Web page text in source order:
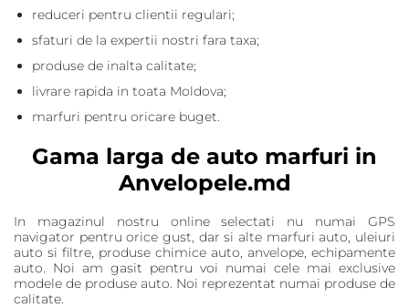
reduceri pentru clientii regulari;
sfaturi de la expertii nostri fara taxa;
produse de inalta calitate;
livrare rapida in toata Moldova;
marfuri pentru oricare buget.
Gama larga de auto marfuri in
Anvelopele.md
In magazinul nostru online selectati nu numai GPS
navigator pentru orice gust, dar si alte marfuri auto, uleiuri
auto si filtre, produse chimice auto, anvelope, echipamente
auto. Noi am gasit pentru voi numai cele mai exclusive
modele de produse auto. Noi reprezentat numai produse de
calitate.